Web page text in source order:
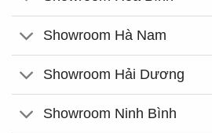
Showroom Hà Nam
Showroom Hải Dương
Showroom Ninh Bình